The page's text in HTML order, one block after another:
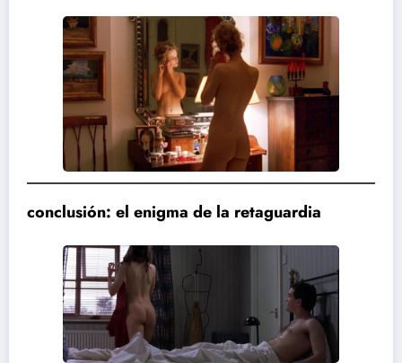
conclusión: el enigma de la retaguardia